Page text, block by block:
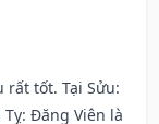
rất tốt. Tại Sửu:
Đăng Viên là